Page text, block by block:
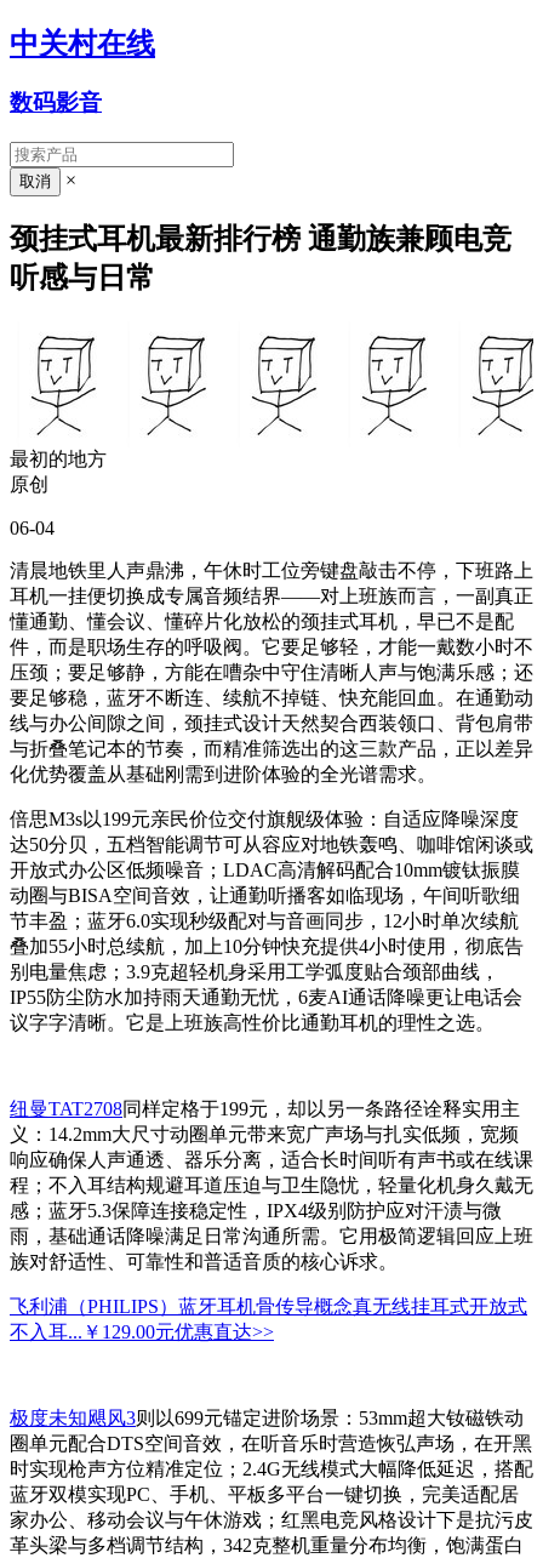
中关村在线
数码影音
×
颈挂式耳机最新排行榜 通勤族兼顾电竞
听感与日常
最初的地方
原创
06-04
清晨地铁里人声鼎沸，午休时工位旁键盘敲击不停，下班路上
耳机一挂便切换成专属音频结界——对上班族而言，一副真正
懂通勤、懂会议、懂碎片化放松的颈挂式耳机，早已不是配
件，而是职场生存的呼吸阀。它要足够轻，才能一戴数小时不
压颈；要足够静，方能在嘈杂中守住清晰人声与饱满乐感；还
要足够稳，蓝牙不断连、续航不掉链、快充能回血。在通勤动
线与办公间隙之间，颈挂式设计天然契合西装领口、背包肩带
与折叠笔记本的节奏，而精准筛选出的这三款产品，正以差异
化优势覆盖从基础刚需到进阶体验的全光谱需求。
倍思M3s以199元亲民价位交付旗舰级体验：自适应降噪深度
达50分贝，五档智能调节可从容应对地铁轰鸣、咖啡馆闲谈或
开放式办公区低频噪音；LDAC高清解码配合10mm镀钛振膜
动圈与BISA空间音效，让通勤听播客如临现场，午间听歌细
节丰盈；蓝牙6.0实现秒级配对与音画同步，12小时单次续航
叠加55小时总续航，加上10分钟快充提供4小时使用，彻底告
别电量焦虑；3.9克超轻机身采用工学弧度贴合颈部曲线，
IP55防尘防水加持雨天通勤无忧，6麦AI通话降噪更让电话会
议字字清晰。它是上班族高性价比通勤耳机的理性之选。
纽曼TAT2708同样定格于199元，却以另一条路径诠释实用主
义：14.2mm大尺寸动圈单元带来宽广声场与扎实低频，宽频
响应确保人声通透、器乐分离，适合长时间听有声书或在线课
程；不入耳结构规避耳道压迫与卫生隐忧，轻量化机身久戴无
感；蓝牙5.3保障连接稳定性，IPX4级别防护应对汗渍与微
雨，基础通话降噪满足日常沟通所需。它用极简逻辑回应上班
族对舒适性、可靠性和普适音质的核心诉求。
飞利浦（PHILIPS）蓝牙耳机骨传导概念真无线挂耳式开放式
不入耳... ￥129.00元优惠直达>>
极度未知飓风3则以699元锚定进阶场景：53mm超大钕磁铁动
圈单元配合DTS空间音效，在听音乐时营造恢弘声场，在开黑
时实现枪声方位精准定位；2.4G无线模式大幅降低延迟，搭配
蓝牙双模实现PC、手机、平板多平台一键切换，完美适配居
家办公、移动会议与午休游戏；红黑电竞风格设计下是抗污皮
革头梁与多档调节结构，342克整机重量分布均衡，饱满蛋白